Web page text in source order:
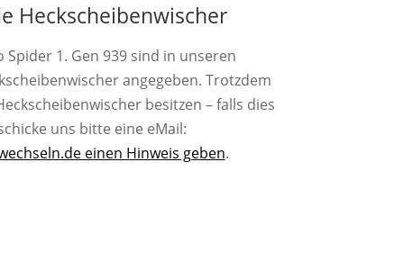
Heckscheibenwischer
Spider 1. Gen 939 sind in unseren
angegeben. Trotzdem
besitzen – falls dies
uns bitte eine eMail:
einen Hinweis geben.